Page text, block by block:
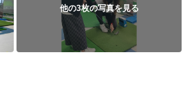
他の3枚の写真を見る